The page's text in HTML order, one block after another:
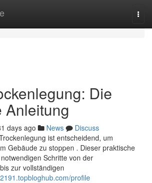
Die
Anleitung
days ago News
Discuss
ist entscheidend, um
Gebäude zu stoppen . Dieser praktische
Schritte von der
zur vollständigen
profile